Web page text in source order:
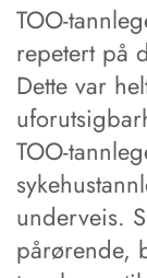
TOO-
repetert på
Dette var
TOO-
underveis.
pårørende,